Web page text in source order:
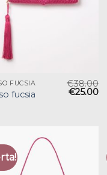
FUCSIA
fucsia
€38.00
€25.00